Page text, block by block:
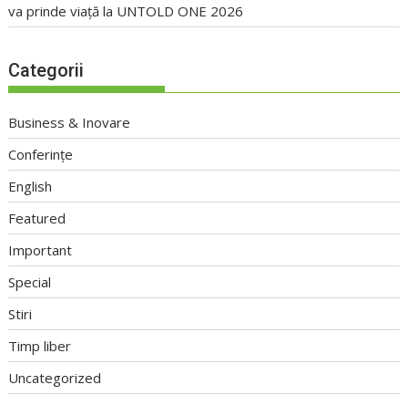
va prinde viață la UNTOLD ONE 2026
Categorii
Business & Inovare
Conferințe
English
Featured
Important
Special
Stiri
Timp liber
Uncategorized